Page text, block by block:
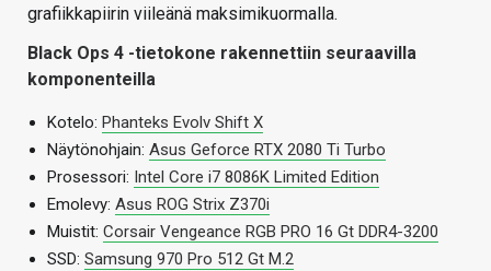
grafiikkapiirin viileänä maksimikuormalla.
Black Ops 4 -tietokone rakennettiin seuraavilla
komponenteilla
Kotelo: Phanteks Evolv Shift X
Näytönohjain: Asus Geforce RTX 2080 Ti Turbo
Prosessori: Intel Core i7 8086K Limited Edition
Emolevy: Asus ROG Strix Z370i
Muistit: Corsair Vengeance RGB PRO 16 Gt DDR4-3200
SSD: Samsung 970 Pro 512 Gt M.2